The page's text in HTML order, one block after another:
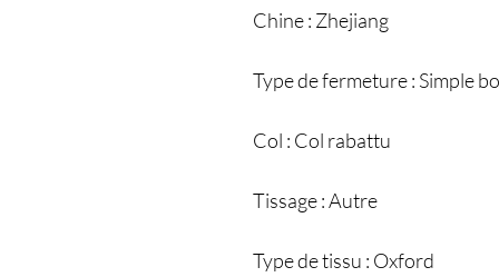
Chine : Zhejiang
Type de fermeture : Simple
Col : Col rabattu
Tissage : Autre
Type de tissu : Oxford